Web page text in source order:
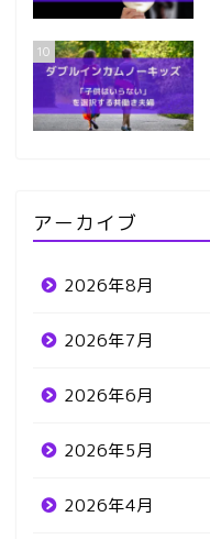
10
アーカイブ
2026年8月
2026年7月
2026年6月
2026年5月
2026年4月